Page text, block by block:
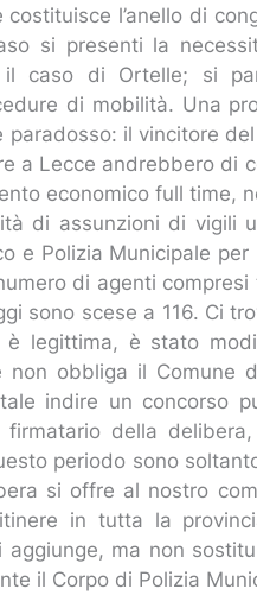
l’anello di
si presenti la
il caso di Ortelle; si
di mobilità. Una
paradosso: il vincitore
a Lecce andrebbero di
economico full time,
di assunzioni di vigili
e Polizia Municipale per
di agenti
sono scese a 116. Ci
legittima, è stato
obbliga il Comune
indire un concorso
della delibera,
periodo sono
si offre al nostro
in tutta la
ma non
il Corpo di Polizia